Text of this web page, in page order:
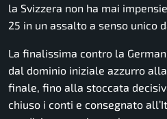
la Svizzera non ha mai
25 in un assalto a senso unico
La finalissima contro la
dal dominio iniziale azzurro
finale, fino alla stoccata
chiuso i conti e consegnato